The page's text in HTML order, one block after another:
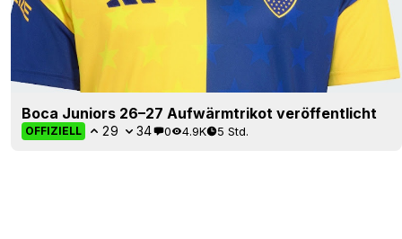
Boca Juniors 26–27 Aufwärmtrikot veröffentlicht
OFFIZIELL 29 34 0 4.9K 5 Std.